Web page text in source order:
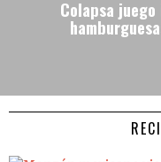
Colapsa